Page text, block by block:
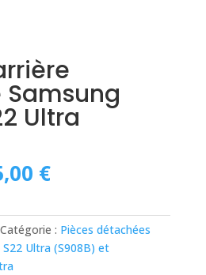
Ultra
:
€.
€Le
prix
actuel
est :
65,00 €.
Catégorie : Pièces détachées
Ultra (S908B) et